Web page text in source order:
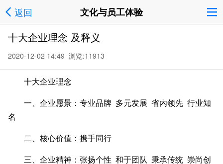
返回 文化与员工体验
十大企业理念 及释义
2020-12-02 14:49 浏览:11913
十大企业理念
一、企业愿景：专业品牌 多元发展 省内领先 行业知
名
二、核心价值：携手同行
三、企业精神：张扬个性 和于团队 秉承传统 崇尚创